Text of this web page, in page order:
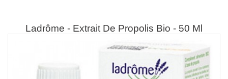
Ladrôme - Extrait De Propolis Bio - 50 Ml